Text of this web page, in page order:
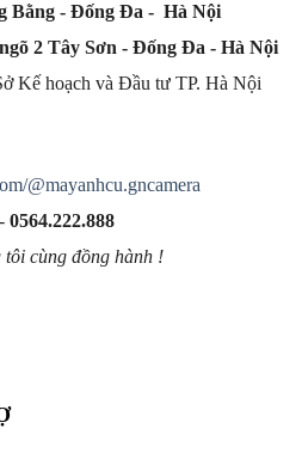
Bằng - Đống Đa - Hà Nội
2 Tây Sơn - Đống Đa - Hà Nội
Kế hoạch và Đầu tư TP. Hà Nội
@mayanhcu.gncamera
- 0564.222.888
cùng đồng hành !